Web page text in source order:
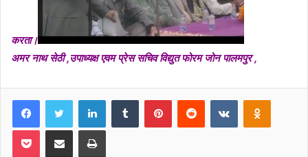
करता।
अमर नाथ सेठी ,उपाध्यक्ष एवम प्रेस सचिव विद्युत फोरम जोन पालमपुर ,
FacebookTwitter LinkedInTumblr PinterestReddit VKontakte
Pocket Share via Email Print